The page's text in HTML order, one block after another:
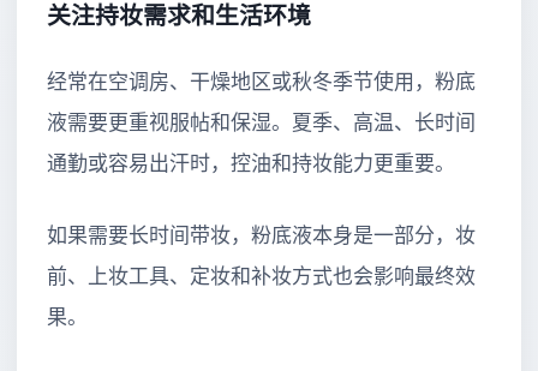
关注持妆需求和生活环境
经常在空调房、干燥地区或秋冬季节使用，粉底
液需要更重视服帖和保湿。夏季、高温、长时间
通勤或容易出汗时，控油和持妆能力更重要。
如果需要长时间带妆，粉底液本身是一部分，妆
前、上妆工具、定妆和补妆方式也会影响最终效
果。